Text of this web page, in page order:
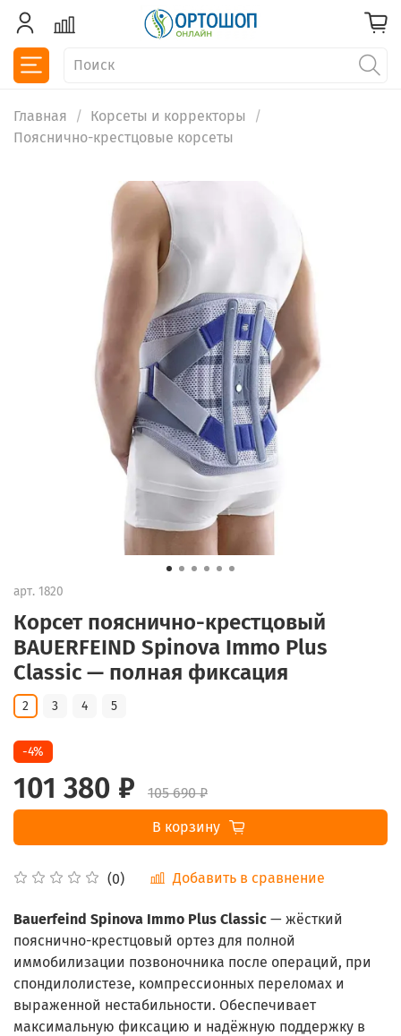
Главная
Корсеты и корректоры
Пояснично-крестцовые корсеты
арт. 1820
Корсет пояснично-крестцовый
BAUERFEIND Spinova Immo Plus
Classic — полная фиксация
(0) Добавить в сравнение
2 3 4 5
-4%
101 380 ₽
105 690 ₽
В корзину
Bauerfeind Spinova Immo Plus Classic — жёсткий
пояснично-крестцовый ортез для полной
иммобилизации позвоночника после операций, при
спондилолистезе, компрессионных переломах и
выраженной нестабильности. Обеспечивает
максимальную фиксацию и надёжную поддержку в